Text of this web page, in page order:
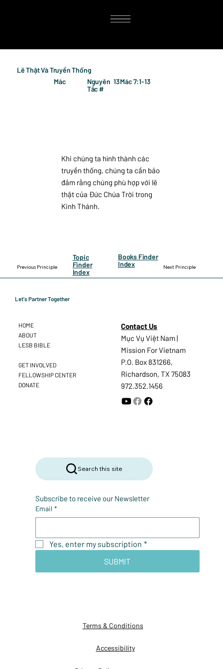
Previous Principle
Topic
Finder
Index
Books Finder
Index
Next Principle
Lẽ Thật Và Truyền Thống
Mác
Nguyên
Tắc #
13Mác 7:1-13
Khi chúng ta hình thành các
truyền thống, chúng ta cần bảo
đảm rằng chúng phù hợp với lẽ
thật của Đức Chúa Trời trong
Kinh Thánh.
Let's Partner Together
Terms & Conditions
Accessibility
Search this site
Subscribe to receive our Newsletter
Email *
Yes, enter my subscription *
SUBMIT
Contact Us
Mục Vụ Việt Nam |
Mission For Vietnam
P.O. Box 831266,
Richardson, TX 75083
972.352.1456
HOME
ABOUT
LESB BIBLE
GET INVOLVED
FELLOWSHIP CENTER
DONATE